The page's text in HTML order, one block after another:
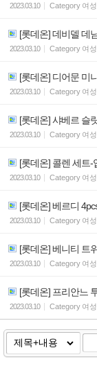
2023.03.10 Category 여
[롯데온] 데비델 데
2023.03.10 Category 여
[롯데온] 디어문 미
2023.03.10 Category 여
[롯데온] 샤베르 슬
2023.03.10 Category 여
[롯데온] 콜렌 세트-
2023.03.10 Category 여
[롯데온] 베르디
2023.03.10 Category 여
[롯데온] 베니티 트
2023.03.10 Category 여
[롯데온] 프리안느
2023.03.10 Category 여